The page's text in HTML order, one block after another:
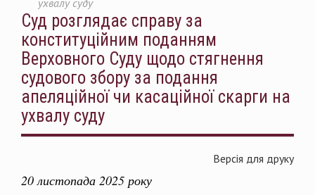
Суд розглядає справу за
конституційним поданням
Верховного Суду щодо стягнення
судового збору за подання
апеляційної чи касаційної скарги на
ухвалу суду
Версія для друку
20 листопада 2025 року